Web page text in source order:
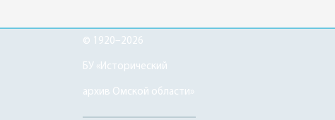
© 1920–2026
БУ «Исторический
архив Омской области»